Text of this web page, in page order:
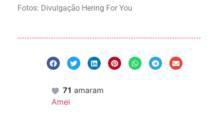
Fotos: Divulgação Hering For You
71 amaram
Amei